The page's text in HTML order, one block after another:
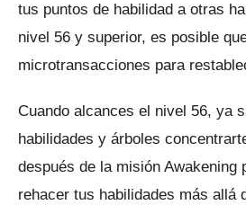
tus puntos de habilidad a otras
nivel 56 y superior, es posible
microtransacciones para
Cuando alcances el nivel 56, ya
habilidades y árboles
después de la misión Awakening
rehacer tus habilidades más allá